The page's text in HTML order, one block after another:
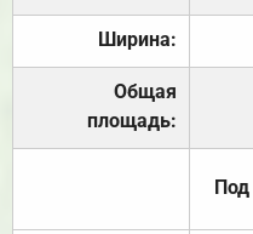
Ширина:
Общая
площадь:
Под